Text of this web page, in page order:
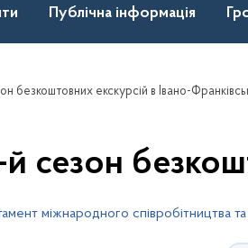
Публічна інформація
безкоштовних екскурсій в Івано-
сезон
міжнародного співробітництва та